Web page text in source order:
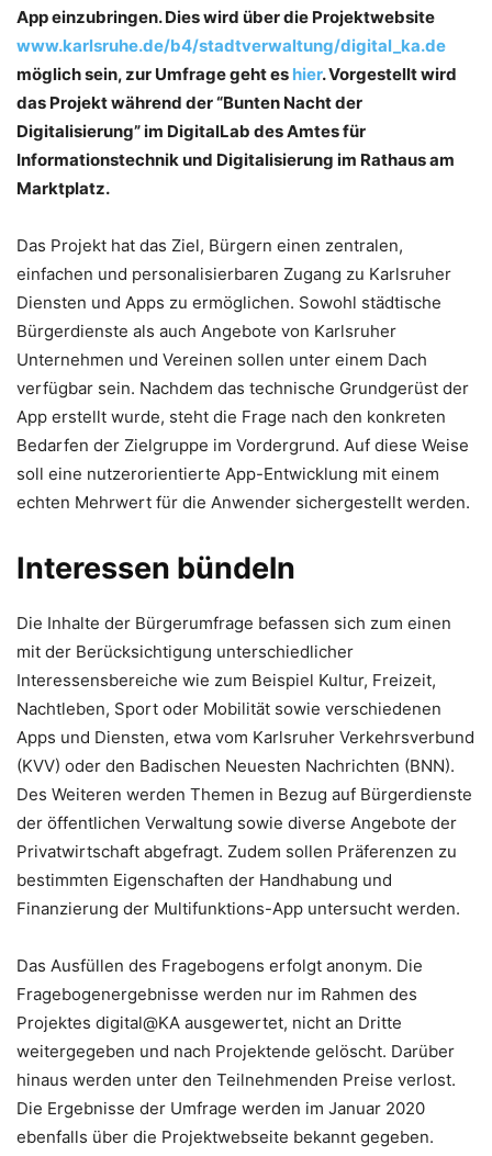
App einzubringen. Dies wird über die Projektwebsite
www.karlsruhe.de/b4/stadtverwaltung/digital_ka.de
möglich sein, zur Umfrage geht es hier. Vorgestellt wird
das Projekt während der “Bunten Nacht der
Digitalisierung” im DigitalLab des Amtes für
Informationstechnik und Digitalisierung im Rathaus am
Marktplatz.
Das Projekt hat das Ziel, Bürgern einen zentralen,
einfachen und personalisierbaren Zugang zu Karlsruher
Diensten und Apps zu ermöglichen. Sowohl städtische
Bürgerdienste als auch Angebote von Karlsruher
Unternehmen und Vereinen sollen unter einem Dach
verfügbar sein. Nachdem das technische Grundgerüst der
App erstellt wurde, steht die Frage nach den konkreten
Bedarfen der Zielgruppe im Vordergrund. Auf diese Weise
soll eine nutzerorientierte App-Entwicklung mit einem
echten Mehrwert für die Anwender sichergestellt werden.
Interessen bündeln
Die Inhalte der Bürgerumfrage befassen sich zum einen
mit der Berücksichtigung unterschiedlicher
Interessensbereiche wie zum Beispiel Kultur, Freizeit,
Nachtleben, Sport oder Mobilität sowie verschiedenen
Apps und Diensten, etwa vom Karlsruher Verkehrsverbund
(KVV) oder den Badischen Neuesten Nachrichten (BNN).
Des Weiteren werden Themen in Bezug auf Bürgerdienste
der öffentlichen Verwaltung sowie diverse Angebote der
Privatwirtschaft abgefragt. Zudem sollen Präferenzen zu
bestimmten Eigenschaften der Handhabung und
Finanzierung der Multifunktions-App untersucht werden.
Das Ausfüllen des Fragebogens erfolgt anonym. Die
Fragebogenergebnisse werden nur im Rahmen des
Projektes digital@KA ausgewertet, nicht an Dritte
weitergegeben und nach Projektende gelöscht. Darüber
hinaus werden unter den Teilnehmenden Preise verlost.
Die Ergebnisse der Umfrage werden im Januar 2020
ebenfalls über die Projektwebseite bekannt gegeben.